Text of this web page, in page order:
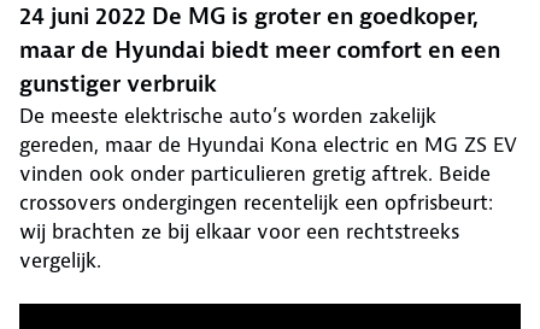
24 juni 2022 De MG is groter en goedkoper,
maar de Hyundai biedt meer comfort en een
gunstiger verbruik
De meeste elektrische auto’s worden zakelijk
gereden, maar de Hyundai Kona electric en MG ZS EV
vinden ook onder particulieren gretig aftrek. Beide
crossovers ondergingen recentelijk een opfrisbeurt:
wij brachten ze bij elkaar voor een rechtstreeks
vergelijk.